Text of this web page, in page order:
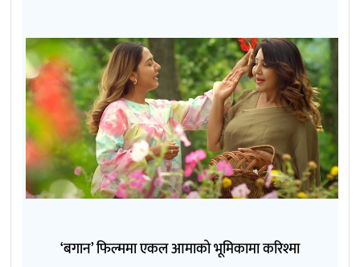
‘बगान’ फिल्ममा एकल आमाको भूमिकामा करिश्मा